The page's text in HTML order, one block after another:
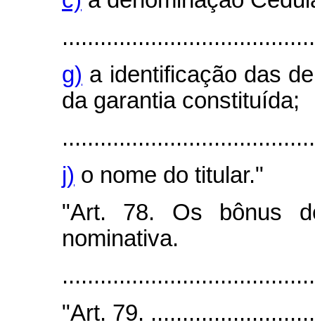
g) a identificação das
da garantia constituída;
j) o nome do titular."
"Art. 78. Os bônus
nominativa.
"Art. 79.